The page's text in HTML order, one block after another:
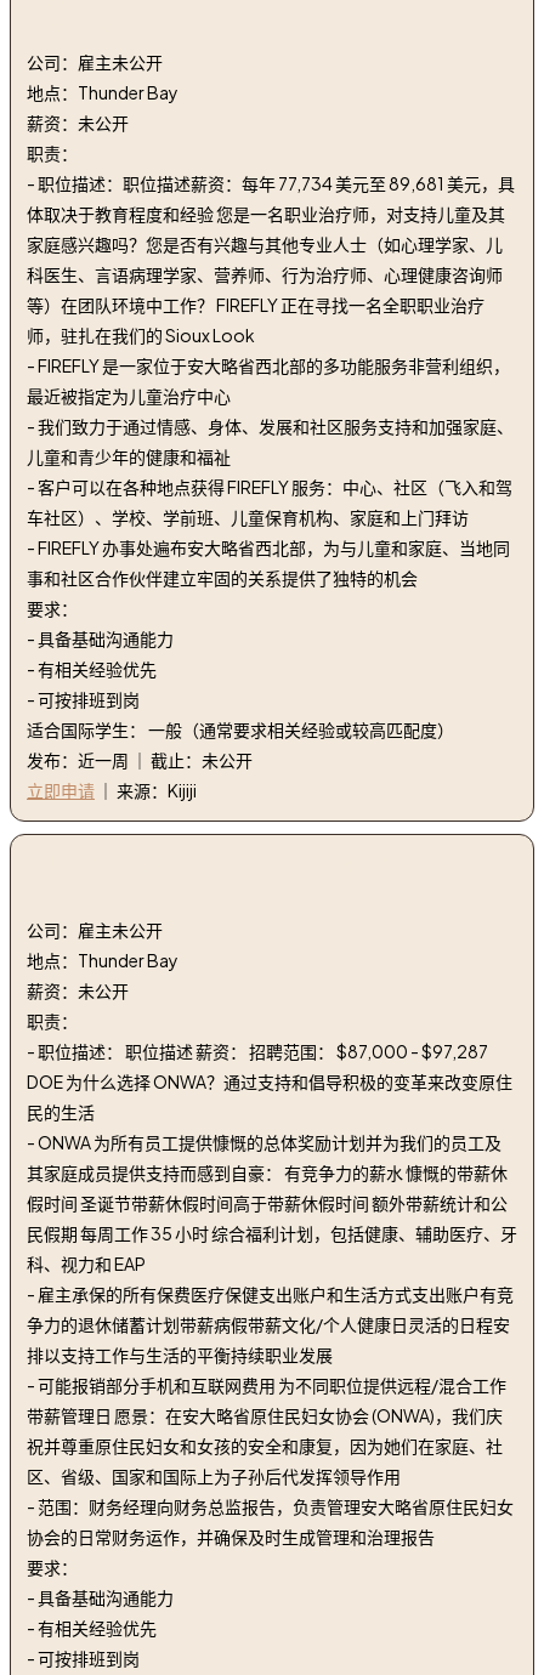
公司：雇主未公开
地点：Thunder Bay
薪资：未公开
职责：
- 职位描述：职位描述薪资：每年 77,734 美元至 89,681 美元，具
体取决于教育程度和经验 您是一名职业治疗师，对支持儿童及其
家庭感兴趣吗？您是否有兴趣与其他专业人士（如心理学家、儿
科医生、言语病理学家、营养师、行为治疗师、心理健康咨询师
等）在团队环境中工作？ FIREFLY 正在寻找一名全职职业治疗
师，驻扎在我们的 Sioux Look
- FIREFLY 是一家位于安大略省西北部的多功能服务非营利组织，
最近被指定为儿童治疗中心
- 我们致力于通过情感、身体、发展和社区服务支持和加强家庭、
儿童和青少年的健康和福祉
- 客户可以在各种地点获得 FIREFLY 服务：中心、社区（飞入和驾
车社区）、学校、学前班、儿童保育机构、家庭和上门拜访
- FIREFLY 办事处遍布安大略省西北部，为与儿童和家庭、当地同
事和社区合作伙伴建立牢固的关系提供了独特的机会
要求：
- 具备基础沟通能力
- 有相关经验优先
- 可按排班到岗
适合国际学生： 一般（通常要求相关经验或较高匹配度）
发布：近一周 ｜ 截止：未公开
立即申请 ｜ 来源：Kijiji
公司：雇主未公开
地点：Thunder Bay
薪资：未公开
职责：
- 职位描述： 职位描述 薪资： 招聘范围： $87,000 - $97,287
DOE 为什么选择 ONWA？通过支持和倡导积极的变革来改变原住
民的生活
- ONWA 为所有员工提供慷慨的总体奖励计划并为我们的员工及
其家庭成员提供支持而感到自豪： 有竞争力的薪水 慷慨的带薪休
假时间 圣诞节带薪休假时间高于带薪休假时间 额外带薪统计和公
民假期 每周工作 35 小时 综合福利计划，包括健康、辅助医疗、牙
科、视力和 EAP
- 雇主承保的所有保费医疗保健支出账户和生活方式支出账户有竞
争力的退休储蓄计划带薪病假带薪文化/个人健康日灵活的日程安
排以支持工作与生活的平衡持续职业发展
- 可能报销部分手机和互联网费用 为不同职位提供远程/混合工作
带薪管理日 愿景：在安大略省原住民妇女协会 (ONWA)，我们庆
祝并尊重原住民妇女和女孩的安全和康复，因为她们在家庭、社
区、省级、国家和国际上为子孙后代发挥领导作用
- 范围：财务经理向财务总监报告，负责管理安大略省原住民妇女
协会的日常财务运作，并确保及时生成管理和治理报告
要求：
- 具备基础沟通能力
- 有相关经验优先
- 可按排班到岗